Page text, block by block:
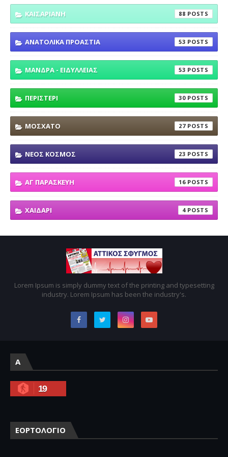
ΚΑΙΣΑΡΙΑΝΗ 88
ΑΝΑΤΟΛΙΚΑ ΠΡΟΑΣΤΙΑ 53
ΜΑΝΔΡΑ - ΕΙΔΥΛΛΕΙΑΣ 53
ΠΕΡΙΣΤΕΡΙ 30
ΜΟΣΧΑΤΟ 27
ΝΕΟΣ ΚΟΣΜΟΣ 23
ΑΓ ΠΑΡΑΣΚΕΥΗ 16
ΧΑΙΔΑΡΙ 4
Lorem Ipsum is simply dummy text of the printing and typesetting
industry. Lorem Ipsum has been the industry's.
A
19
ΕΟΡΤΟΛΟΓΙΟ